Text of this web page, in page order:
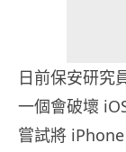
日前保安研究
一個會破壞
嘗試將